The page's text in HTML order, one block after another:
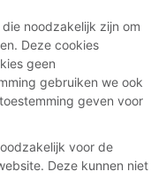
noodzakelijk zijn om
Deze cookies
geen
gebruiken we ook
geven voor
voor de
Deze kunnen niet